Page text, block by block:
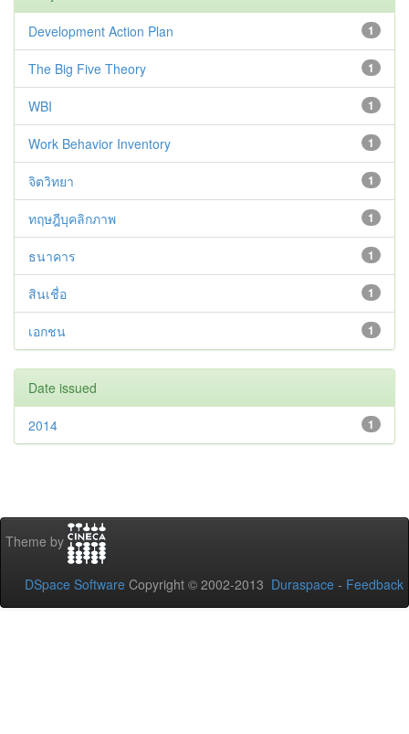
1
Development Action Plan
1
The Big Five Theory
1
WBI
1
Work Behavior Inventory
1
จิตวิทยา
1
ทฤษฎีบุคลิกภาพ
1
ธนาคาร
1
สินเชื่อ
1
เอกชน
Date issued
1
2014
Theme by
DSpace Software Copyright © 2002-2013 Duraspace - Feedback